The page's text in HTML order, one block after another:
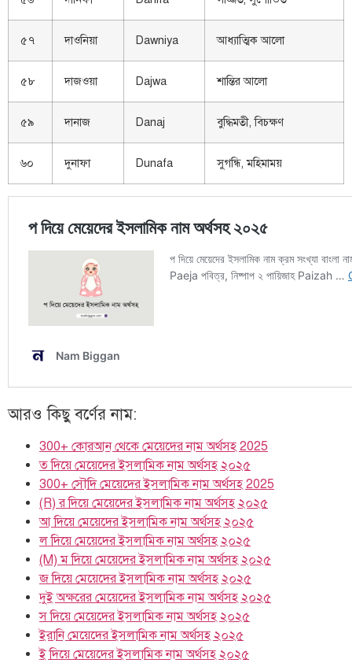
৫৭ দাওনিয়া Dawniya আধ্যাত্মিক আলো
৫৮ দাজওয়া Dajwa শান্তির আলো
৫৯ দানাজ Danaj বুদ্ধিমতী, বিচক্ষণ
৬০ দুনাফা Dunafa সুগন্ধি, মহিমাময়
আরও কিছু বর্ণের নাম:
300+ কোরআন থেকে মেয়েদের নাম অর্থসহ 2025
ত দিয়ে মেয়েদের ইসলামিক নাম অর্থসহ ২০২৫
300+ সৌদি মেয়েদের ইসলামিক নাম অর্থসহ 2025
(R) র দিয়ে মেয়েদের ইসলামিক নাম অর্থসহ ২০২৫
আ দিয়ে মেয়েদের ইসলামিক নাম অর্থসহ ২০২৫
ল দিয়ে মেয়েদের ইসলামিক নাম অর্থসহ ২০২৫
(M) ম দিয়ে মেয়েদের ইসলামিক নাম অর্থসহ ২০২৫
জ দিয়ে মেয়েদের ইসলামিক নাম অর্থসহ ২০২৫
দুই অক্ষরের মেয়েদের ইসলামিক নাম অর্থসহ ২০২৫
স দিয়ে মেয়েদের ইসলামিক নাম অর্থসহ ২০২৫
ইরানি মেয়েদের ইসলামিক নাম অর্থসহ ২০২৫
ই দিয়ে মেয়েদের ইসলামিক নাম অর্থসহ ২০২৫